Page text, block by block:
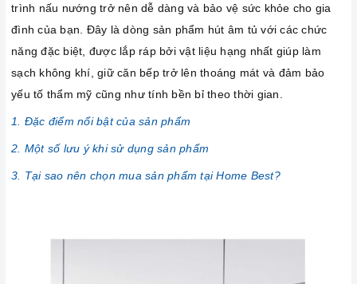
trình nấu nướng trở nên dễ dàng và bảo vệ sức khỏe cho gia
đình của bạn. Đây là dòng sản phẩm hút âm tủ với các chức
năng đặc biệt, được lắp ráp bởi vật liệu hạng nhất giúp làm
sạch không khí, giữ căn bếp trở lên thoáng mát và đảm bảo
yếu tố thẩm mỹ cũng như tính bền bỉ theo thời gian.
1. Đặc điểm nổi bật của sản phẩm
2. Một số lưu ý khi sử dụng sản phẩm
3. Tại sao nên chọn mua sản phẩm tại Home Best?